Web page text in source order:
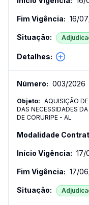
16/
003/2026
AQUISIÇÃO
DAS NECESSIDADES
DE CORURIPE - AL
17/
17/